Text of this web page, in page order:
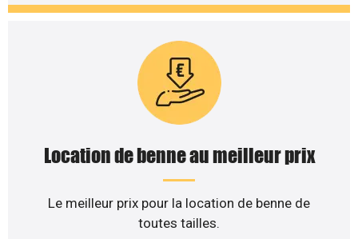
Location de benne au meilleur prix
Le meilleur prix pour la location de benne de
toutes tailles.